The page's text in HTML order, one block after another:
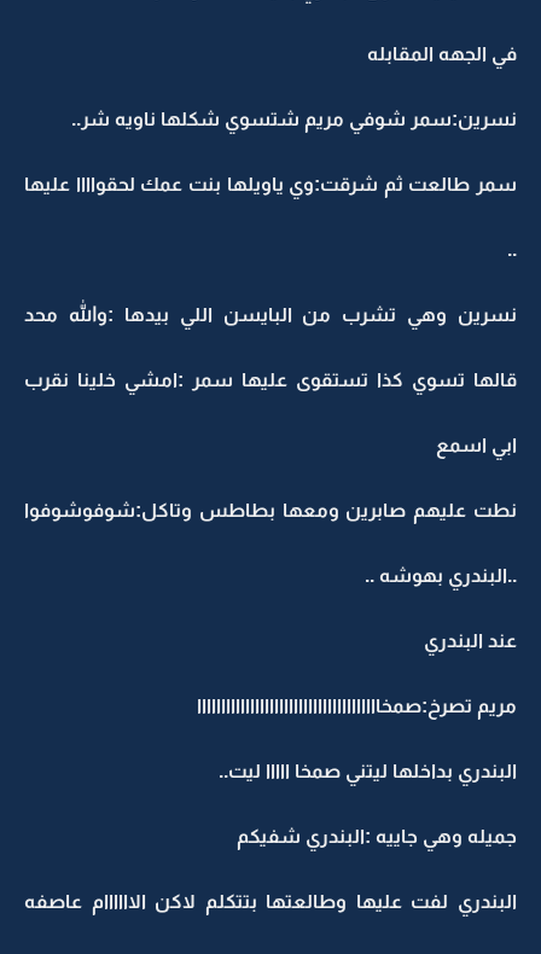
في الجهه المقابله
نسرين:سمر شوفي مريم شتسوي شكلها ناويه شر..
سمر طالعت ثم شرقت:وي ياويلها بنت عمك لحقواااا عليها
..
نسرين وهي تشرب من البايسن اللي بيدها :والله محد
قالها تسوي كذا تستقوى عليها سمر :امشي خلينا نقرب
ابي اسمع
نطت عليهم صابرين ومعها بطاطس وتاكل:شوفوشوفوا
..البندري بهوشه ..
عند البندري
مريم تصرخ:صمخاااااااااااااااااااااااااااااااااااااا
البندري بداخلها ليتني صمخا ااااا ليت..
جميله وهي جاييه :البندري شفيكم
البندري لفت عليها وطالعتها بتتكلم لاكن الاااااام عاصفه